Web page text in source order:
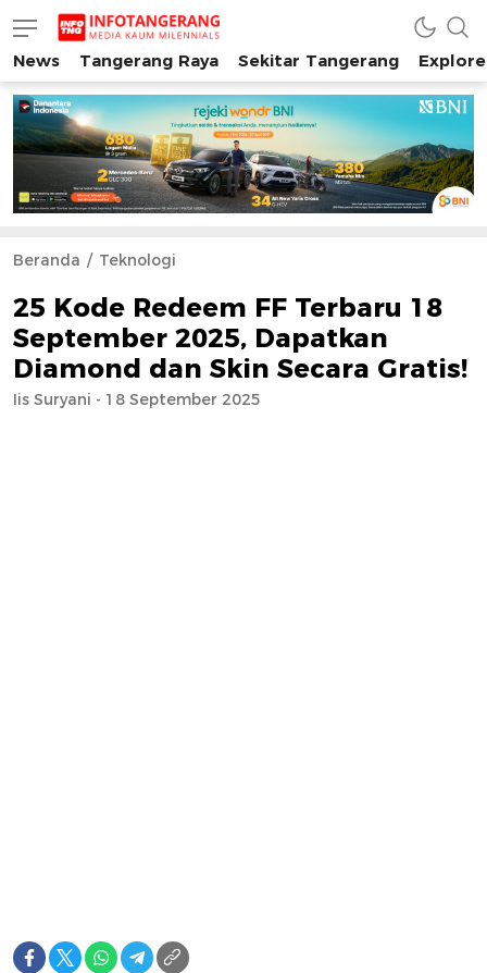
INFO TANGERANG
Media Kaum Millenials Tangerang Raya
News Tangerang Raya Sekitar Tangerang
Beranda Teknologi
25 Kode Redeem FF Terbaru 18
September 2025, Dapatkan
Diamond dan Skin Secara Gratis!
Iis Suryani - 18 September 2025